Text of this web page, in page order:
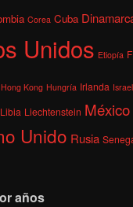
Corea Cuba
Unidos Etiopía
Hong Kong Hungría Irlanda Israel
Libia Liechtenstein México
Unido Rusia
años